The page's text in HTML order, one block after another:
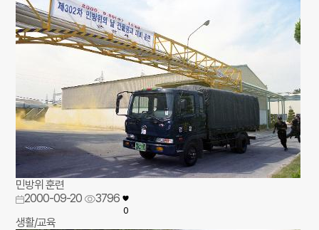
민방위 훈련
2000-09-20
3796
0
생활/교육